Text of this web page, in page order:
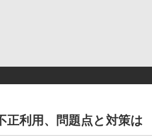
利用、問題点と対策は